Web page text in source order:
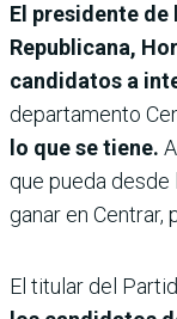
El presidente de
Republicana,
candidatos a
departamento
lo que se tiene.
que pueda desde
ganar en Centrar,
El titular del